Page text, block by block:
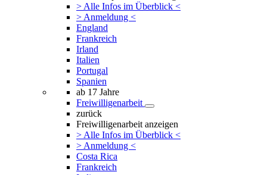
> Alle Infos im Überblick <
> Anmeldung <
England
Frankreich
Irland
Italien
Portugal
Spanien
ab 17 Jahre
Freiwilligenarbeit
zurück
Freiwilligenarbeit anzeigen
> Alle Infos im Überblick <
> Anmeldung <
Costa Rica
Frankreich